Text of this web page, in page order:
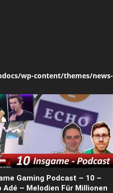
wp-content/themes/news-
Gaming Podcast – 10 –
Adé – Melodien Für Millionen